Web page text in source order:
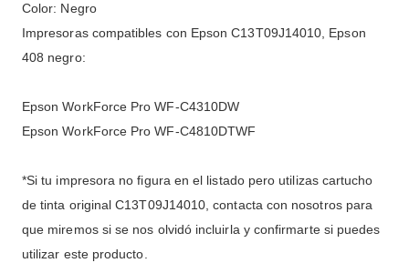
Color: Negro
Impresoras compatibles con Epson C13T09J14010, Epson
408 negro:
Epson WorkForce Pro WF-C4310DW
Epson WorkForce Pro WF-C4810DTWF
*Si tu impresora no figura en el listado pero utilizas cartucho
de tinta original C13T09J14010, contacta con nosotros para
que miremos si se nos olvidó incluirla y confirmarte si puedes
utilizar este producto.